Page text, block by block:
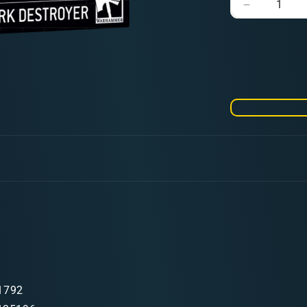
Verringere
Destroyer